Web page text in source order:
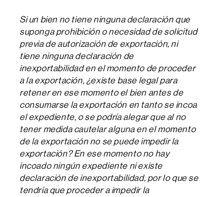
Si un bien no tiene ninguna declaración que
suponga prohibición o necesidad de solicitud
previa de autorización de exportación, ni
tiene ninguna declaración de
inexportabilidad en el momento de proceder
a la exportación, ¿existe base legal para
retener en ese momento el bien antes de
consumarse la exportación en tanto se incoa
el expediente, o se podría alegar que al no
tener medida cautelar alguna en el momento
de la exportación no se puede impedir la
exportación? En ese momento no hay
incoado ningún expediente ni existe
declaración de inexportabilidad, por lo que se
tendría que proceder a impedir la